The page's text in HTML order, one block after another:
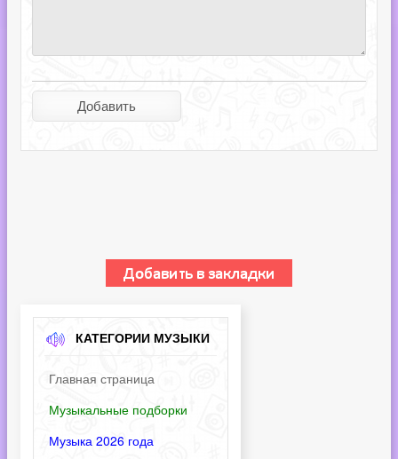
КАТЕГОРИИ МУЗЫКИ
Главная страница
Музыкальные подборки
Музыка 2026 года